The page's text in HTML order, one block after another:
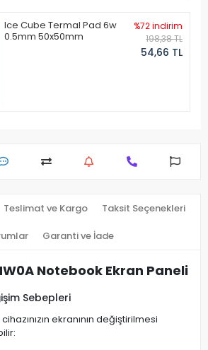
Ice Cube Termal Pad 6w
0.5mm 50x50mm
%72 indirim
198,38 TL
54,66 TL
Teslimat ve Kargo Taksit Seçenekleri
Garanti ve İade
Notebook Ekran Paneli
Sebepleri
ekranının değiştirilmesi